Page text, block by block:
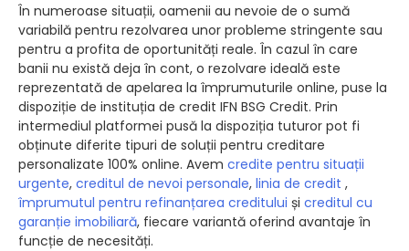
În numeroase situații, oamenii au nevoie de o sumă
variabilă pentru rezolvarea unor probleme stringente sau
pentru a profita de oportunități reale. În cazul în care
banii nu există deja în cont, o rezolvare ideală este
reprezentată de apelarea la împrumuturile online, puse la
dispoziție de instituția de credit IFN BSG Credit. Prin
intermediul platformei pusă la dispoziția tuturor pot fi
obținute diferite tipuri de soluții pentru creditare
personalizate 100% online. Avem credite pentru situații
urgente, creditul de nevoi personale, linia de credit ,
împrumutul pentru refinanțarea creditului și creditul cu
garanție imobiliară, fiecare variantă oferind avantaje în
funcție de necesități.